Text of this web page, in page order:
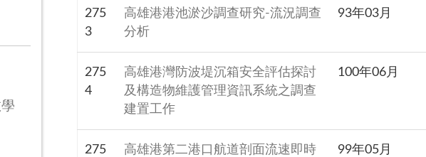
275
3
高雄港港池淤沙調查研究-流況調查
分析
93年03月
275
4
高雄港灣防波堤沉箱安全評估探討
及構造物維護管理資訊系統之調查
建置工作
100年06月
275
高雄港第二港口航道剖面流速即時
99年05月